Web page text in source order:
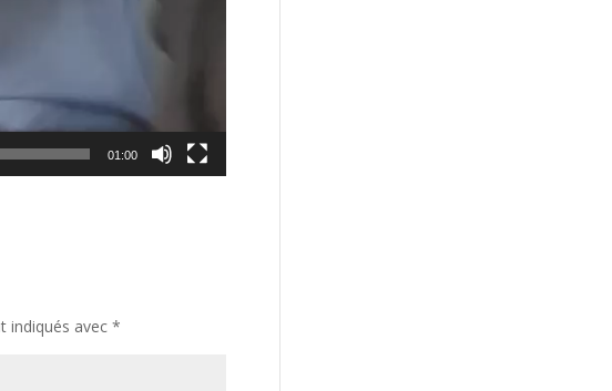
01:00
indiqués avec *